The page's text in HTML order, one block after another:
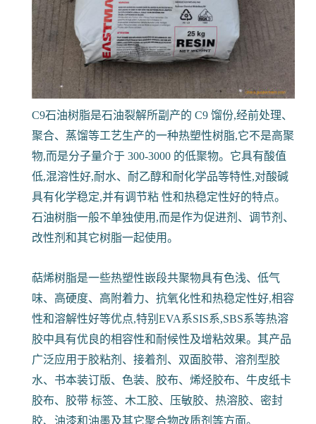
C9石油树脂是石油裂解所副产的 C9 馏份,经前处理、
聚合、蒸馏等工艺生产的一种热塑性树脂,它不是高聚
物,而是分子量介于 300-3000 的低聚物。它具有酸值
低,混溶性好,耐水、耐乙醇和耐化学品等特性,对酸碱
具有化学稳定,并有调节粘 性和热稳定性好的特点。
石油树脂一般不单独使用,而是作为促进剂、调节剂、
改性剂和其它树脂一起使用。
萜烯树脂是一些热塑性嵌段共聚物具有色浅、低气
味、高硬度、高附着力、抗氧化性和热稳定性好,相容
性和溶解性好等优点,特别EVA系SIS系,SBS系等热溶
胶中具有优良的相容性和耐候性及增粘效果。其产品
广泛应用于胶粘剂、接着剂、双面胶带、溶剂型胶
水、书本装订版、色装、胶布、烯烃胶布、牛皮纸卡
胶布、胶带 标签、木工胶、压敏胶、热溶胶、密封
胶、油漆和油墨及其它聚合物改质剂等方面。